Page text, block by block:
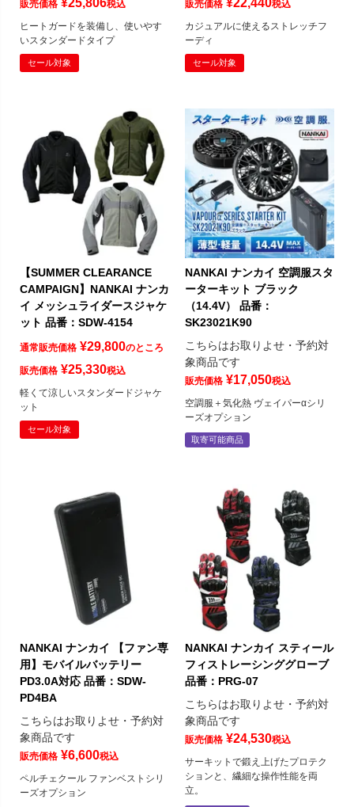
販売価格 ¥25,806税込
ヒートガードを装備し、使いやす
いスタンダードタイプ
セール対象
販売価格 ¥22,440税込
カジュアルに使えるストレッチフ
ーディ
セール対象
【SUMMER CLEARANCE
CAMPAIGN】NANKAI ナンカ
イ メッシュライダースジャケ
ット 品番：SDW-4154
通常販売価格 ¥29,800のところ
販売価格 ¥25,330税込
軽くて涼しいスタンダードジャケ
ット
セール対象
NANKAI ナンカイ 空調服スタ
ーターキット ブラック
（14.4V） 品番：
SK23021K90
こちらはお取りよせ・予約対
象商品です
販売価格 ¥17,050税込
空調服＋気化熱 ヴェイパーαシリ
ーズオプション
取寄可能商品
NANKAI ナンカイ 【ファン専
用】モバイルバッテリー
PD3.0A対応 品番：SDW-
PD4BA
こちらはお取りよせ・予約対
象商品です
販売価格 ¥6,600税込
ペルチェクール ファンベストシリ
ーズオプション
NANKAI ナンカイ スティール
フィストレーシンググローブ
品番：PRG-07
こちらはお取りよせ・予約対
象商品です
販売価格 ¥24,530税込
サーキットで鍛え上げたプロテク
ションと、繊細な操作性能を両
立。